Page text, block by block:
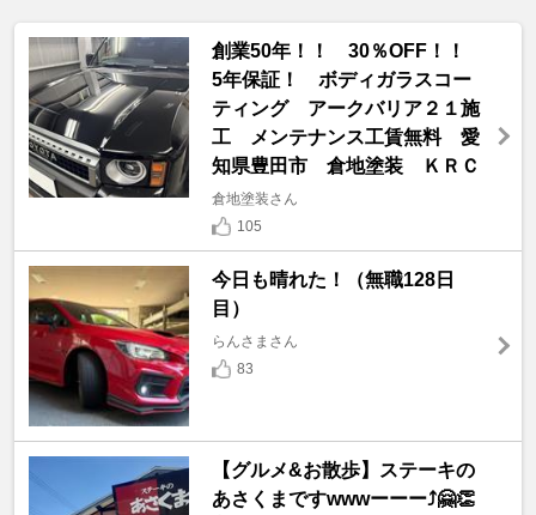
創業50年！！ 30％OFF！！
5年保証！ ボディガラスコー
ティング アークバリア２１施
工 メンテナンス工賃無料 愛
知県豊田市 倉地塗装 ＫＲＣ
倉地塗装さん
105
今日も晴れた！（無職128日
目）
らんさまさん
83
【グルメ&お散歩】ステーキの
あさくまですwwwーーー⤴️🤗👏